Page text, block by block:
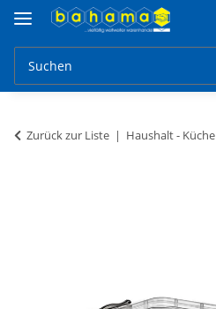
Zurück zur Liste Haushalt - Küche